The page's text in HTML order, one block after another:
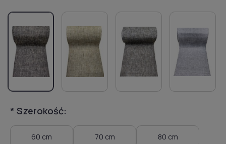
* Szerokość:
60 cm 70 cm 80 cm